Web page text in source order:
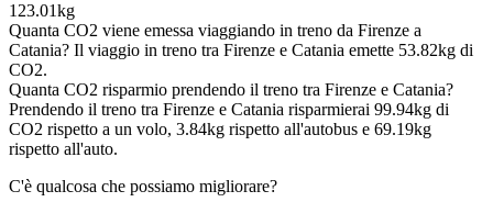
123.01kg
Quanta CO2 viene emessa viaggiando in treno da Firenze a
Catania? Il viaggio in treno tra Firenze e Catania emette 53.82kg di
CO2.
Quanta CO2 risparmio prendendo il treno tra Firenze e Catania?
Prendendo il treno tra Firenze e Catania risparmierai 99.94kg di
CO2 rispetto a un volo, 3.84kg rispetto all'autobus e 69.19kg
rispetto all'auto.
C'è qualcosa che possiamo migliorare?